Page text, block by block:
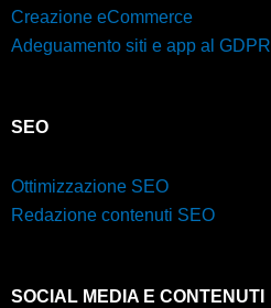
Creazione eCommerce
Adeguamento siti e app al GDPR
SEO
Ottimizzazione SEO
Redazione contenuti SEO
SOCIAL MEDIA E CONTENUTI